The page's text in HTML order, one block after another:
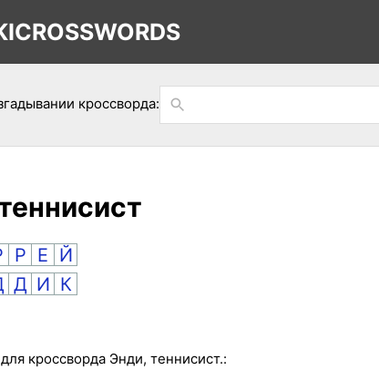
кроссворда:
Р Е Й
Д И К
кроссворда Энди, теннисист.: